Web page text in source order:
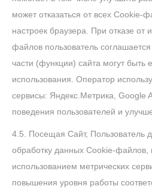
может отказаться от всех Cookie-
настроек браузера. При отказе от
файлов пользователь
части (функции) сайта могут быть
использования. Оператор
сервисы: Яндекс.Метрика, Google
поведения пользователей и
4.5. Посещая Сайт, Пользователь
обработку данных Cookie-файлов,
использованием метрических
повышения уровня работы